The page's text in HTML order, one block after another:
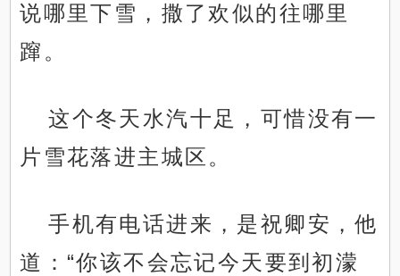
说哪里下雪，撒了欢似的往哪里
蹿。
这个冬天水汽十足，可惜没有一
片雪花落进主城区。
手机有电话进来，是祝卿安，他
道：“你该不会忘记今天要到初濛